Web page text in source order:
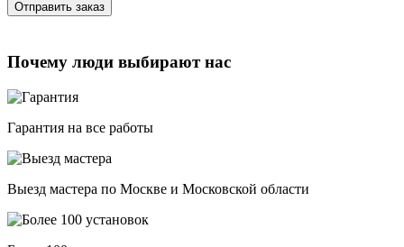
Почему люди выбирают нас
Гарантия на все работы
Выезд мастера по Москве и Московской области